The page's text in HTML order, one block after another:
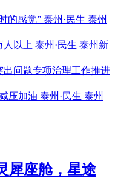
的感觉” 泰州·民生 泰州
人以上 泰州·民生 泰州新
出问题专项治理工作推进
压加油 泰州·民生 泰州
犀座舱，星途